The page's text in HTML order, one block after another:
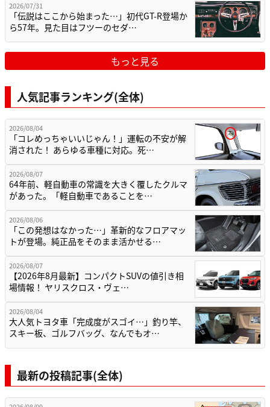
2026/07/31
「伝説はここから始まった…」初代GT-R登場か
ら57年。見た目はフツーのセダ…
もっと見る
人気記事ランキング(全体)
2026/08/04
「コレめっちゃいいじゃん！」運転の不安が解
消された！ あらゆる車種に対応。死…
2026/08/07
64年前、軽自動車の常識を大きく覆したクルマ
があった。「軽自動車であることを…
2026/08/06
「この発想はなかった…」革新的なフロアマッ
トが登場。純正品をそのまま活かせる…
2026/08/07
【2026年8月最新】コンパクトSUVの値引き相
場情報！ ヤリスクロス・ヴェ…
2026/08/04
大人気トヨタ車「完成度がスゴイ…」釣り竿、
スキー板、ゴルフバッグ、なんでもオ…
最新の投稿記事(全体)